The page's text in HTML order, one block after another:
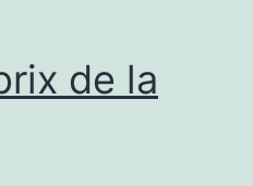
de la